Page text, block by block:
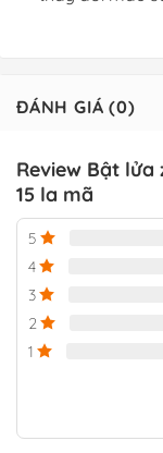
ĐÁNH GIÁ (0)
Review Bật
15 la mã
5
4
3
2
1